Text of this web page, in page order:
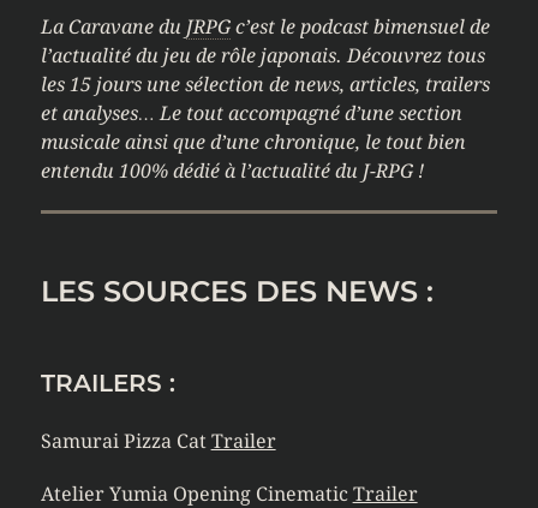
La Caravane du JRPGc’est le podcast bimensuel de
l’actualité du jeu de rôle japonais. Découvrez tous
les 15 jours une sélection de news, articles, trailers
et analyses… Le tout accompagné d’une section
musicale ainsi que d’une chronique, le tout bien
entendu 100% dédié à l’actualité du J-RPG !
LES SOURCES DES NEWS :
TRAILERS :
Samurai Pizza Cat Trailer
Atelier Yumia Opening Cinematic Trailer